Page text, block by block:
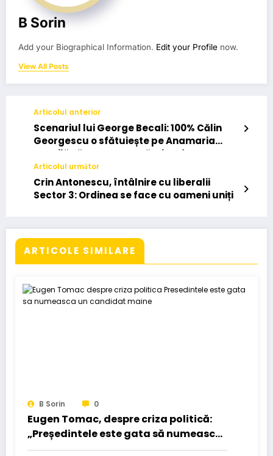
B Sorin
Add your Biographical Information. Edit your Profile now.
View All Posts
Articolul anterior
Scenariul lui George Becali: 100% Călin
Georgescu o sfătuiește pe Anamaria
Gavrilă să nu se retragă. Și-a dat seama
că George e viclean
Articolul următor
Crin Antonescu, întâlnire cu liberalii
Sector 3: Ordinea se face cu oameni uniți
ARTICOLE SIMILARE
B Sorin 0
Eugen Tomac, despre criza politică:
„Președintele este gata să numească
un candidat mâine”…